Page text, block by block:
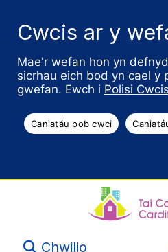
Cwcis ar y
Mae'r wefan hon yn
sicrhau eich bod yn cael y
gwefan. Ewch i Polisi Cwcis
Caniatáu pob cwci
Chwilio